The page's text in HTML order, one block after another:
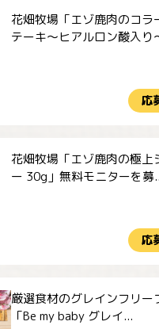
花畑牧場「エゾ鹿肉のコラ
テーキ～ヒアルロン酸入り
応
花畑牧場「エゾ鹿肉の極上
ー 30g」無料モニターを募
応
厳選食材のグレインフリー
「Be my baby グレイ...